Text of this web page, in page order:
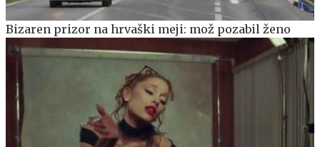
Bizaren prizor na hrvaški meji: mož pozabil ženo